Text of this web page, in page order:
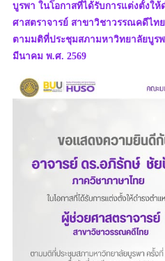
บูรพา ในโอกาสที่ได้รับการแต่งตั้งใ
ศาสตราจารย์ สาขาวิชาวรรณคดีไทย
ตามมติที่ประชุมสภามหาวิทยาลัยบูรพ
มีนาคม พ.ศ. 2569